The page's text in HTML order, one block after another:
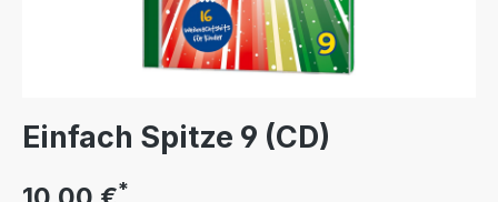
Einfach Spitze 9 (CD)
*